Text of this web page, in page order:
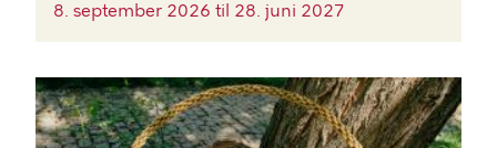
8. september 2026 til 28. juni 2027
BILLEDE